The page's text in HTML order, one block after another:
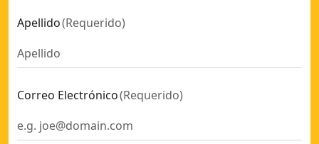
Apellido(Requerido)
Correo Electrónico(Requerido)